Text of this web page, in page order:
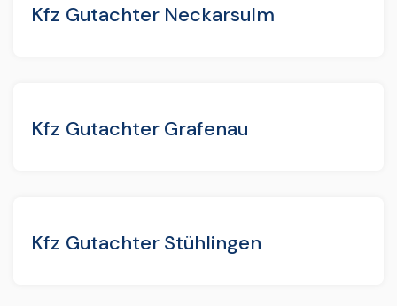
Kfz Gutachter Neckarsulm
Kfz Gutachter Grafenau
Kfz Gutachter Stühlingen